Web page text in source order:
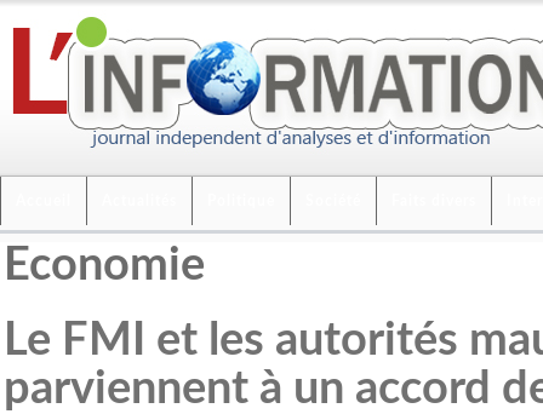
Economie
Le FMI et les autorités
parviennent à un accord